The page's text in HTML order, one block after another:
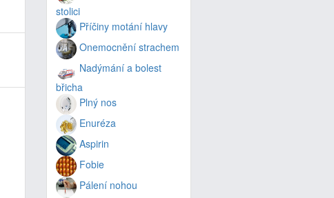
stolici
Příčiny motání hlavy
Onemocnění strachem
Nadýmání a bolest
břicha
Plný nos
Enuréza
Aspirin
Fobie
Pálení nohou